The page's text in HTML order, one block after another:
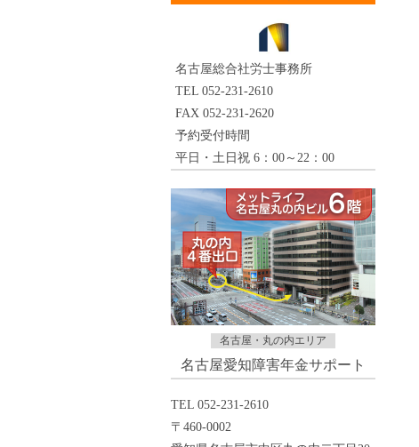
名古屋総合社労士事務所
TEL 052-231-2610
FAX 052-231-2620
予約受付時間
平日・土日祝 6：00～22：00
名古屋・丸の内エリア
名古屋愛知障害年金サポート
TEL 052-231-2610
〒460-0002